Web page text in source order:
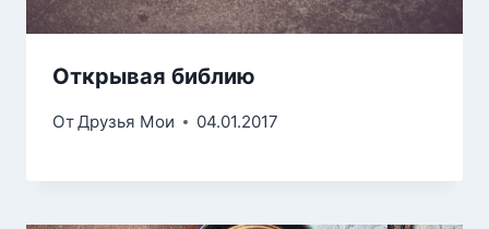
Открывая библию
От Друзья Мои 04.01.2017